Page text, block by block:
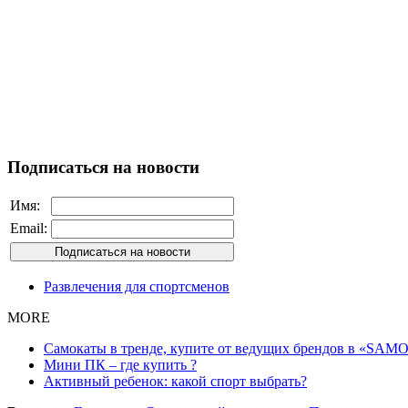
Подписаться на новости
Имя:
Email:
Развлечения для спортсменов
MORE
Самокаты в тренде, купите от ведущих брендов в
Мини ПК – где купить ?
Активный ребенок: какой спорт выбрать?